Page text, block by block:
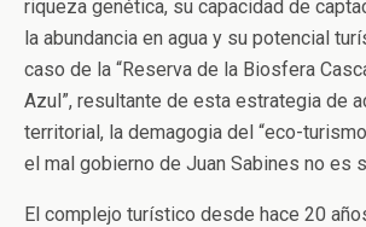
riqueza genética, su capacidad de
la abundancia en agua y su potencial
caso de la “Reserva de la Biosfera
Azul”, resultante de esta estrategia de
territorial, la demagogia del “eco-
el mal gobierno de Juan Sabines no es
El complejo turístico desde hace 20